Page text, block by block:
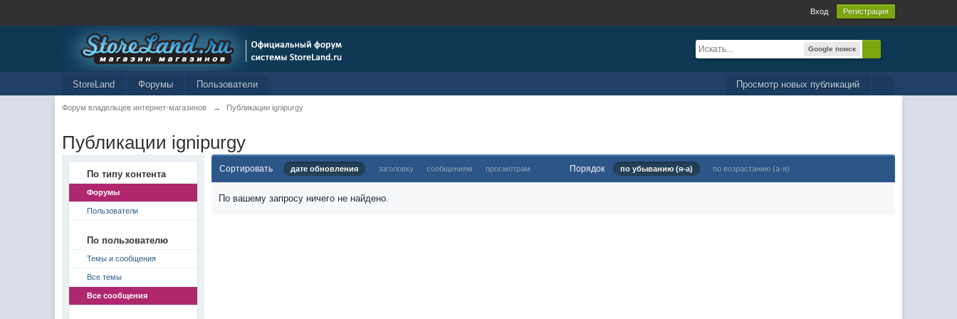
Вход Регистрация
Google поиск
Просмотр новых публикаций
StoreLand Форумы Пользователи
Форум владельцев интернет-магазинов → Публикации ignipurgy
Публикации ignipurgy
По типу контента
Форумы
Пользователи
По пользователю
Темы и сообщения
Все темы
Все сообщения
Сортировать дате обновления заголовку сообщениям просмотрам Порядок по убыванию (я-а) по возрастанию (а-я)
По вашему запросу ничего не найдено.